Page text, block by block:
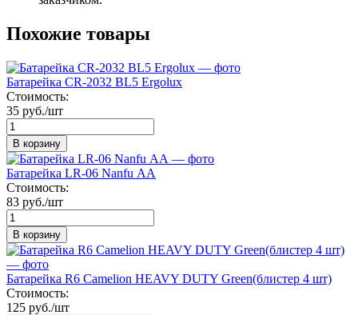
Похожие товары
Батарейка СR-2032 BL5 Ergolux
Стоимость:
35 руб./шт
В корзину
Батарейка LR-06 Nanfu АА
Стоимость:
83 руб./шт
В корзину
Батарейка R6 Camelion HEAVY DUTY Green(блистер 4 шт)
Стоимость:
125 руб./шт